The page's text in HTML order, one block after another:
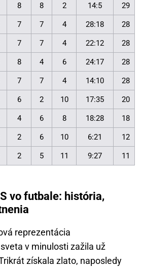
8 8 2 14:5 29
7 7 4 28:18 28
7 7 4 22:12 28
8 4 6 24:17 28
7 7 4 14:10 28
6 2 10 17:35 20
4 6 8 18:28 18
2 6 10 6:21 12
2 5 11 9:27 11
vo futbale: história,
reprezentácia
v minulosti zažila už
získala zlato, naposledy